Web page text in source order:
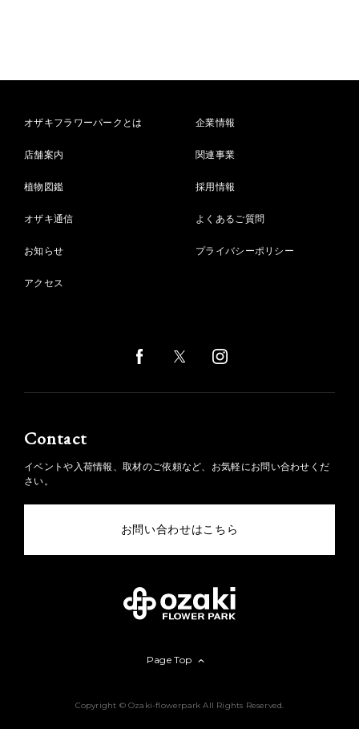
オザキフラワーパークとは
店舗案内
植物図鑑
オザキ通信
お知らせ
アクセス
企業情報
関連事業
採用情報
よくあるご質問
プライバシーポリシー
Contact
イベントや入荷情報、取材のご依頼など、お気軽にお問い合わせくだ
さい。
お問い合わせはこちら
Copyright © Ozaki-flowerpark All Rights Reserved.
Page Top